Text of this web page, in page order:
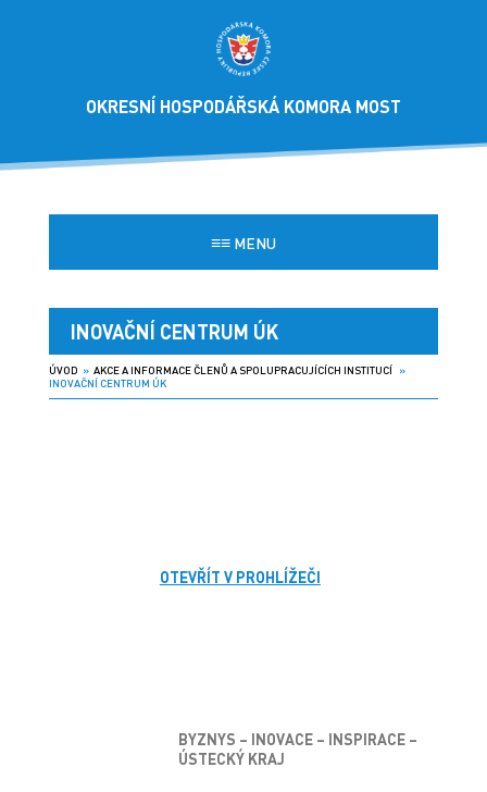
OKRESNÍ HOSPODÁŘSKÁ KOMORA MOST
≡≡MENU
INOVAČNÍ CENTRUM ÚK
ÚVOD » AKCE A INFORMACE ČLENŮ A SPOLUPRACUJÍCÍCH INSTITUCÍ»
INOVAČNÍ CENTRUM ÚK
OTEVŘÍT V PROHLÍŽEČI
BYZNYS – INOVACE – INSPIRACE –
ÚSTECKÝ KRAJ